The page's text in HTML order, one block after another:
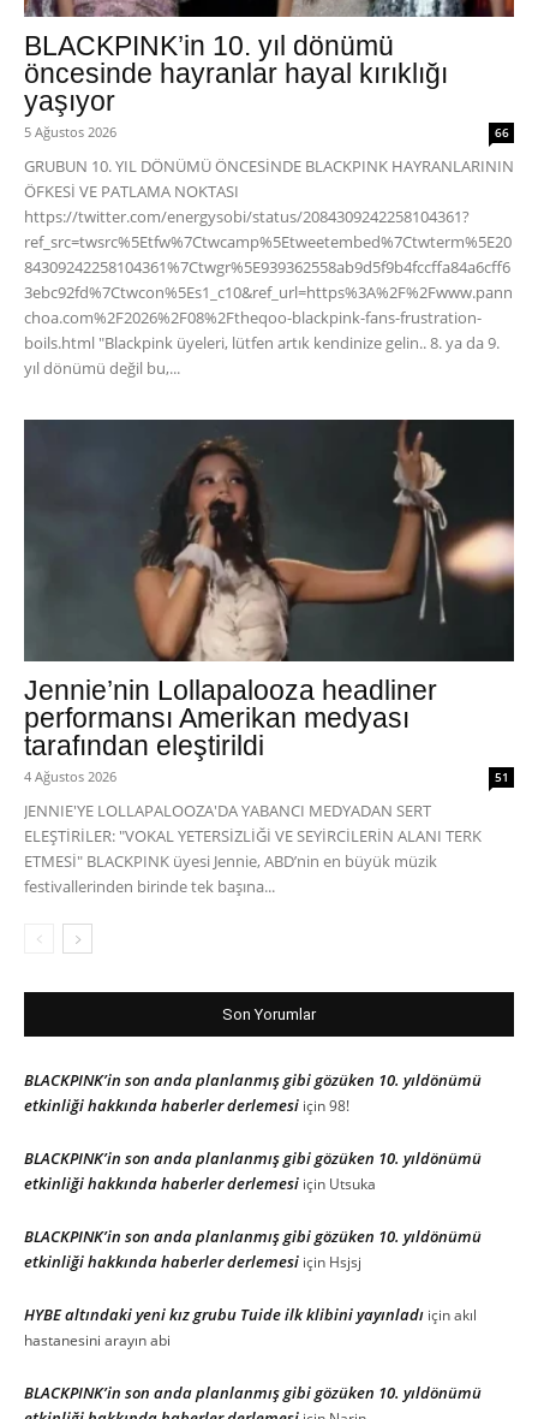
BLACKPINK’in 10. yıl dönümü
öncesinde hayranlar hayal kırıklığı
yaşıyor
5 Ağustos 2026 66
GRUBUN 10. YIL DÖNÜMÜ ÖNCESİNDE BLACKPINK HAYRANLARININ
ÖFKESİ VE PATLAMA NOKTASI
https://twitter.com/energysobi/status/2084309242258104361?
ref_src=twsrc%5Etfw%7Ctwcamp%5Etweetembed%7Ctwterm%5E20
84309242258104361%7Ctwgr%5E939362558ab9d5f9b4fccffa84a6cff6
3ebc92fd%7Ctwcon%5Es1_c10&ref_url=https%3A%2F%2Fwww.pann
choa.com%2F2026%2F08%2Ftheqoo-blackpink-fans-frustration-
boils.html "Blackpink üyeleri, lütfen artık kendinize gelin.. 8. ya da 9.
yıl dönümü değil bu,...
Jennie’nin Lollapalooza headliner
performansı Amerikan medyası
tarafından eleştirildi
4 Ağustos 2026 51
JENNIE'YE LOLLAPALOOZA'DA YABANCI MEDYADAN SERT
ELEŞTİRİLER: "VOKAL YETERSİZLİĞİ VE SEYİRCİLERİN ALANI TERK
ETMESİ" BLACKPINK üyesi Jennie, ABD’nin en büyük müzik
festivallerinden birinde tek başına...
Son Yorumlar
BLACKPINK’in son anda planlanmış gibi gözüken 10. yıldönümü
etkinliği hakkında haberler derlemesi için98!
BLACKPINK’in son anda planlanmış gibi gözüken 10. yıldönümü
etkinliği hakkında haberler derlemesi için Utsuka
BLACKPINK’in son anda planlanmış gibi gözüken 10. yıldönümü
etkinliği hakkında haberler derlemesi için Hsjsj
HYBE altındaki yeni kız grubu Tuide ilk klibini yayınladı içinakıl
hastanesini arayın abi
BLACKPINK’in son anda planlanmış gibi gözüken 10. yıldönümü